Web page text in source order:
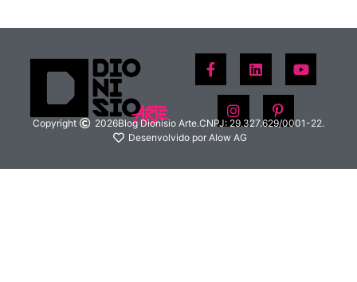
Copyright 2026Blog Dionisio Arte.CNPJ: 29.327.629/0001-22.
Desenvolvido por Alow AG